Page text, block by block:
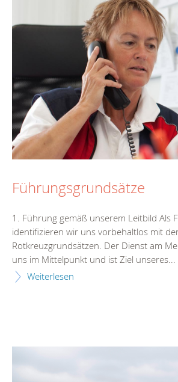
Führungsgrundsätze
1. Führung gemäß unserem Leitbild Als
identifizieren wir uns vorbehaltlos mit
Rotkreuzgrundsätzen. Der Dienst am
uns im Mittelpunkt und ist Ziel unseres...
Weiterlesen